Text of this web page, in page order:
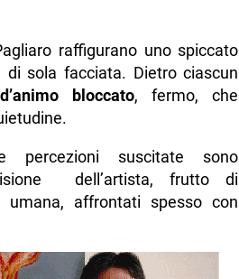
raffigurano uno spiccato
sola facciata. Dietro ciascun
bloccato, fermo, che
suscitate sono
dell’artista, frutto di
affrontati spesso con